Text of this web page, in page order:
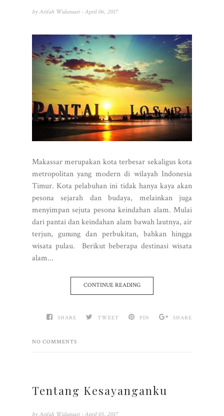
by Arifah Wulansari - April 06, 2017
Makassar merupakan kota terbesar sekaligus kota
metropolitan yang modern di wilayah Indonesia
Timur. Kota pelabuhan ini tidak hanya kaya akan
pesona sejarah dan budaya, melainkan juga
menyimpan sejuta pesona keindahan alam. Mulai
dari pantai dan keindahan alam bawah lautnya, air
terjun, gunung dan perbukitan, bahkan hingga
wisata pulau. Berikut beberapa destinasi wisata
alam...
CONTINUE READING
SHARE TWEET PIN SHARE
NO COMMENTS
Tentang Kesayanganku
by Arifah Wulansari - April 05, 2017